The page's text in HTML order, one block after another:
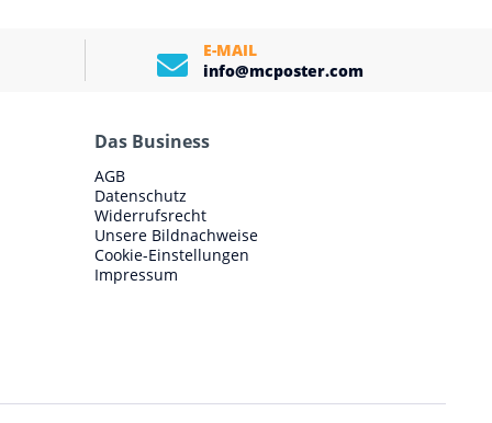
E-MAIL
info@mcposter.com
Das Business
AGB
Datenschutz
Widerrufsrecht
Unsere Bildnachweise
Cookie-Einstellungen
Impressum